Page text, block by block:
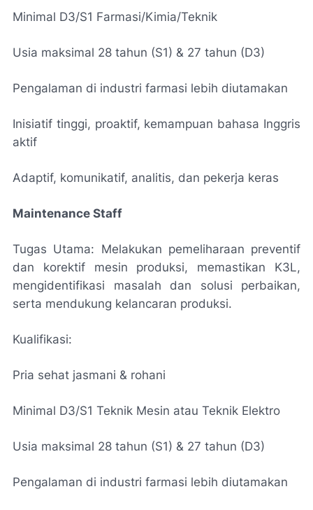
Minimal D3/S1 Farmasi/Kimia/Teknik
Usia maksimal 28 tahun (S1) & 27 tahun (D3)
Pengalaman di industri farmasi lebih diutamakan
Inisiatif tinggi, proaktif, kemampuan bahasa Inggris
aktif
Adaptif, komunikatif, analitis, dan pekerja keras
Maintenance Staff
Tugas Utama: Melakukan pemeliharaan preventif
dan korektif mesin produksi, memastikan K3L,
mengidentifikasi masalah dan solusi perbaikan,
serta mendukung kelancaran produksi.
Kualifikasi:
Pria sehat jasmani & rohani
Minimal D3/S1 Teknik Mesin atau Teknik Elektro
Usia maksimal 28 tahun (S1) & 27 tahun (D3)
Pengalaman di industri farmasi lebih diutamakan